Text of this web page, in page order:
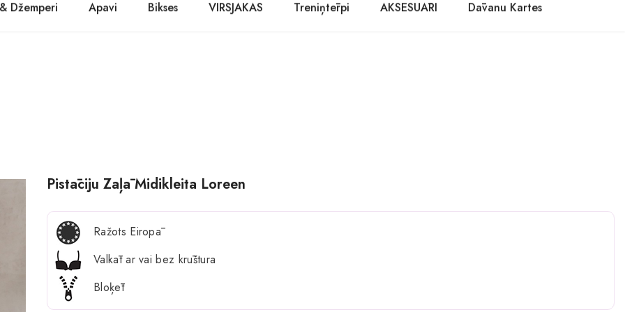
PASŪTĪT TŪLĪT! Prece tiks piegādāta 1-3 dienu laikā.
Džemperi Apavi Bikses VIRSJAKAS Treniņtērpi AKSESUĀRI Dāvanu Kartes
Pistāciju Zaļā Midikleita Loreen
Ražots Eiropā
Valkāt ar vai bez krūštura
Bloķēt